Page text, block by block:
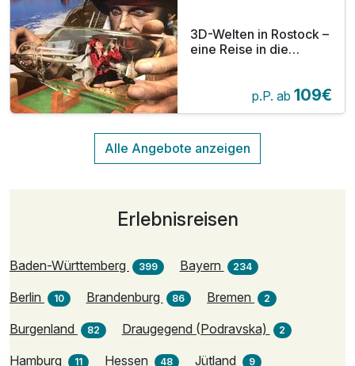
3D-Welten in Rostock –
eine Reise in die
p.P. ab 109€
Erlebnisreisen
Baden-Württemberg 399 Bayern 234
Berlin 10 Brandenburg 86 Bremen 2
Burgenland 82 Draugegend (Podravska) 2
Hamburg 11 Hessen 48 Jütland 9